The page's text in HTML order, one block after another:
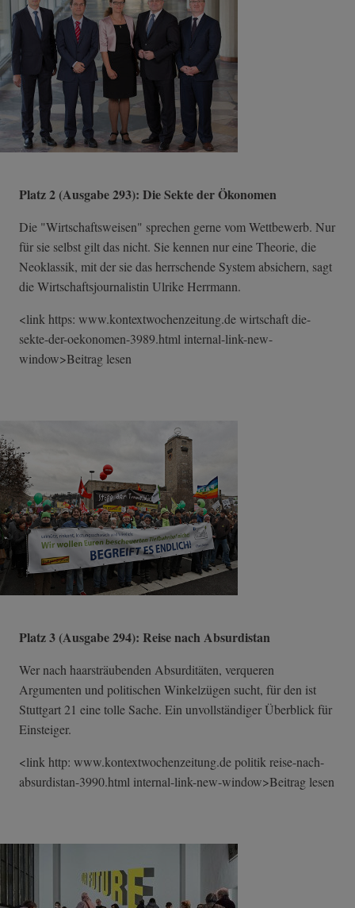
Platz 2 (Ausgabe 293): Die Sekte der Ökonomen
Die "Wirtschaftsweisen" sprechen gerne vom Wettbewerb. Nur
für sie selbst gilt das nicht. Sie kennen nur eine Theorie, die
Neoklassik, mit der sie das herrschende System absichern, sagt
die Wirtschaftsjournalistin Ulrike Herrmann.
<link https: www.kontextwochenzeitung.de wirtschaft die-
sekte-der-o­ekonomen-3989.h­tml internal-link-n­ew-
window>Beitr­ag lesen
Platz 3 (Ausgabe 294): Reise nach Absurdistan
Wer nach haarsträubenden Absurditäten, verqueren
Argumenten und politischen Winkelzügen sucht, für den ist
Stuttgart 21 eine tolle Sache. Ein unvollständiger Überblick für
Einsteiger.
<link http: www.kontextwochenzeitung.de politik reise-nach-
absu­rdistan-3990.ht­ml internal-link-n­ew-window>Beitr­ag lesen